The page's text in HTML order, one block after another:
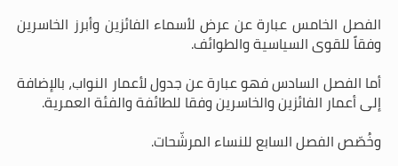
الفصل الخامس عبارة عن عرض لأسماء الفائزين وأبرز الخاسرين
وفقاً للقوى السياسية والطوائف.
أما الفصل السادس فهو عبارة عن جدول لأعمار النواب، بالإضافة
إلى أعمار الفائزين والخاسرين وفقا للطائفة والفئة العمرية.
وخُصّص الفصل السابع للنساء المرشّحات.